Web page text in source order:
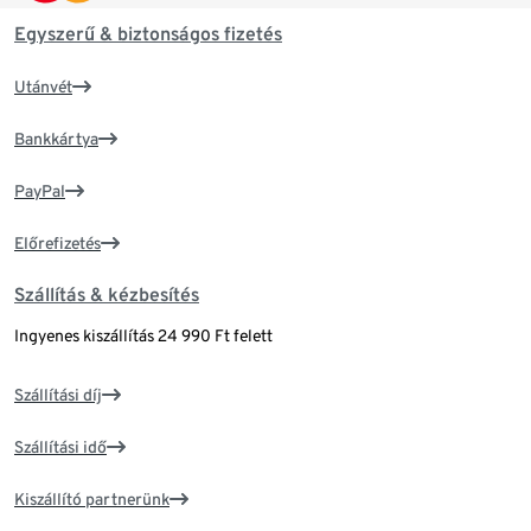
Egyszerű & biztonságos fizetés
Utánvét
Bankkártya
PayPal
Előrefizetés
Szállítás & kézbesítés
Ingyenes kiszállítás 24 990 Ft felett
Szállítási díj
Szállítási idő
Kiszállító partnerünk